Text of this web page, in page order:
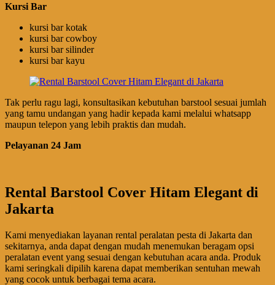
Kursi Bar
kursi bar kotak
kursi bar cowboy
kursi bar silinder
kursi bar kayu
Tak perlu ragu lagi, konsultasikan kebutuhan barstool sesuai jumlah
yang tamu undangan yang hadir kepada kami melalui whatsapp
maupun telepon yang lebih praktis dan mudah.
Pelayanan 24 Jam
Rental Barstool Cover Hitam Elegant di
Jakarta
Kami menyediakan layanan rental peralatan pesta di Jakarta dan
sekitarnya, anda dapat dengan mudah menemukan beragam opsi
peralatan event yang sesuai dengan kebutuhan acara anda. Produk
kami seringkali dipilih karena dapat memberikan sentuhan mewah
yang cocok untuk berbagai tema acara.